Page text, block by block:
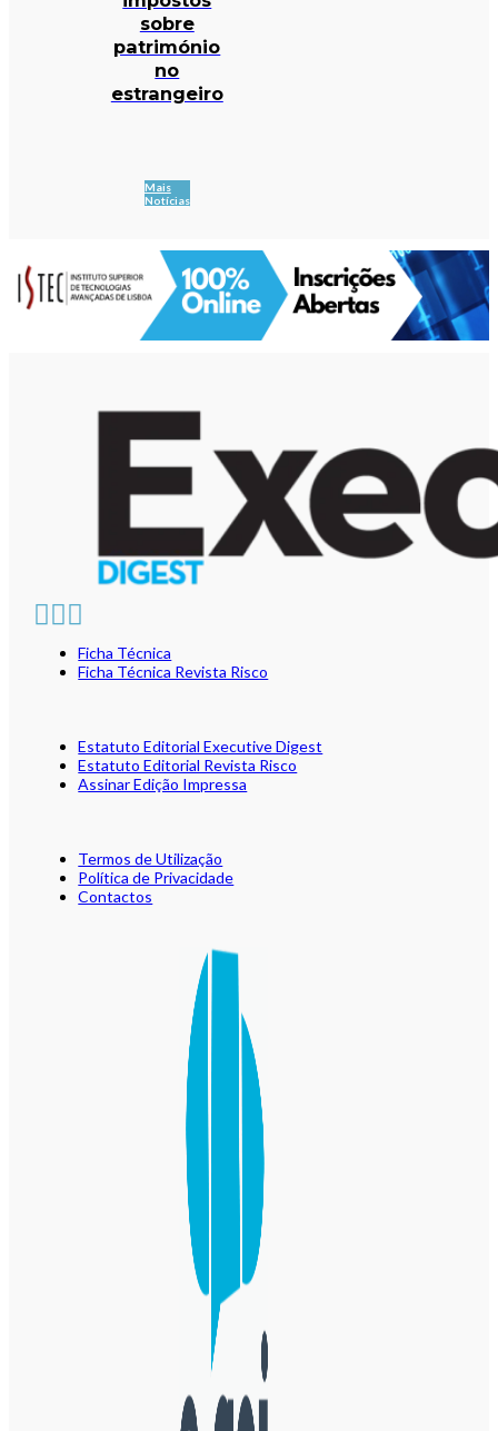
sobre
património
no
estrangeiro
Mais
Notícias
Ficha Técnica
Ficha Técnica Revista Risco
Estatuto Editorial Executive Digest
Estatuto Editorial Revista Risco
Assinar Edição Impressa
Termos de Utilização
Política de Privacidade
Contactos